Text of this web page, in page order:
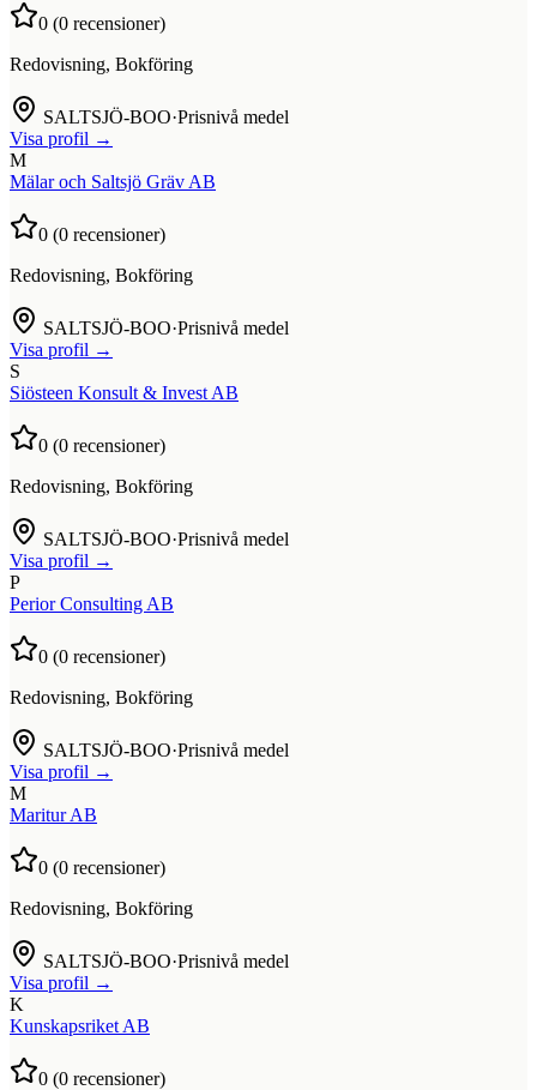
0 (0 recensioner)
Redovisning, Bokföring
SALTSJÖ-BOO·Prisnivå medel
Visa profil →
M
Mälar och Saltsjö Gräv AB
0 (0 recensioner)
Redovisning, Bokföring
SALTSJÖ-BOO·Prisnivå medel
Visa profil →
S
Siösteen Konsult & Invest AB
0 (0 recensioner)
Redovisning, Bokföring
SALTSJÖ-BOO·Prisnivå medel
Visa profil →
P
Perior Consulting AB
0 (0 recensioner)
Redovisning, Bokföring
SALTSJÖ-BOO·Prisnivå medel
Visa profil →
M
Maritur AB
0 (0 recensioner)
Redovisning, Bokföring
SALTSJÖ-BOO·Prisnivå medel
Visa profil →
K
Kunskapsriket AB
0 (0 recensioner)